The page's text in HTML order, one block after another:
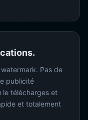
Pas de
publicité
le télécharges et
et totalement